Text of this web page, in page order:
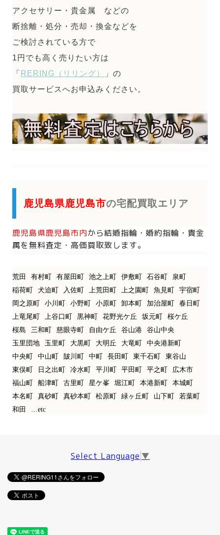
アクセサリー・貴金属 などの
断捨離・処分・売却・換金などを
ご検討されている方で
1円でも高く売りたい方は
「 RERING（リリング）
」の
買取サービスへお申込みください。
鹿児島県鹿児島市の宅配買取エリア
鹿児島県鹿児島市内から結婚指輪・婚約指輪・貴金
属を無料査定・高価買取致します。
荒田 有村町 有屋田町 池之上町 伊敷町 石谷町
泉町
稲荷町
犬迫町 入佐町 上荒田町 上之園町 魚見町
宇宿町
岡之原町
小川町 小野町 小原町 卸本町 加治屋町
春日町
上竜尾町
上谷口町 黒神町 花野光ケ丘 坂元町
桜ケ丘
桜島
三和町 慈眼寺町 自由ケ丘 谷山港
谷山中央
玉里団地
玉里町 大黒町 大明丘 大竜町
中央港新町
中央町
中山町 皷川町 中町 長田町 東千石町
東谷山
東俣町
日之出町 冷水町 平川町 平田町 平之町
広木市
福山町
船津町 古里町 星ケ峯 堀江町 本港新町
本城町
本名町
真砂町 真砂本町 松原町 緑ヶ丘町 山下町
若葉町
和田
…etc
Select Language ▼